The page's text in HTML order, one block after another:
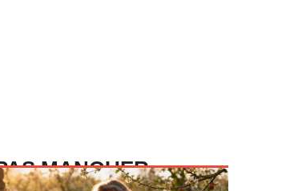
MANQUER